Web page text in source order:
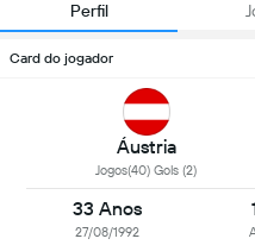
Perfil
Card do jogador
Áustria
Jogos(40) Gols (2)
33 Anos
27/08/1992